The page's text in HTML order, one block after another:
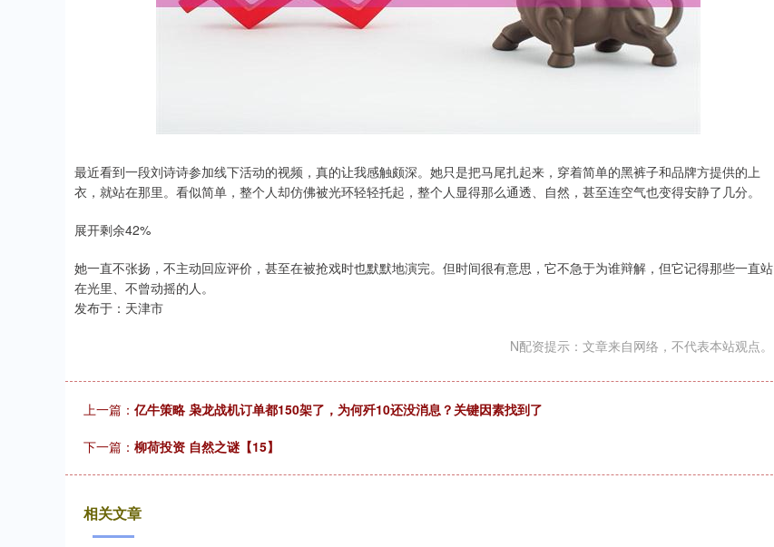
最近看到一段刘诗诗参加线下活动的视频，真的让我感触颇深。她只是把马尾扎起来，穿着简单的黑裤子和品牌方提供的上
衣，就站在那里。看似简单，整个人却仿佛被光环轻轻托起，整个人显得那么通透、自然，甚至连空气也变得安静了几分。
展开剩余42%
她一直不张扬，不主动回应评价，甚至在被抢戏时也默默地演完。但时间很有意思，它不急于为谁辩解，但它记得那些一直站
在光里、不曾动摇的人。
发布于：天津市
N配资提示：文章来自网络，不代表本站观点。
上一篇： 亿牛策略 枭龙战机订单都150架了，为何歼10还没消息？关键因素找到了
下一篇： 柳荷投资 自然之谜【15】
相关文章